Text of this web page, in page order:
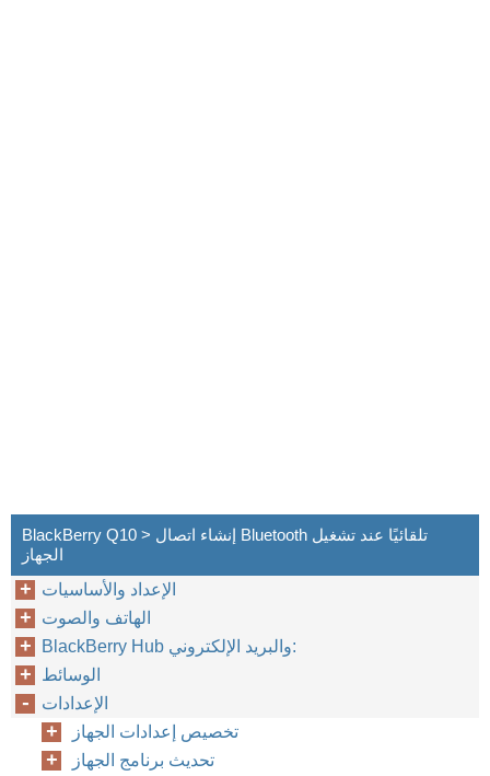
BlackBerry Q10 > إنشاء اتصال Bluetooth تلقائيًا عند تشغيل
الجهاز
الإعداد والأساسيات
الهاتف والصوت
BlackBerry Hub والبريد الإلكتروني:
الوسائط
الإعدادات
تخصيص إعدادات الجهاز
تحديث برنامج الجهاز